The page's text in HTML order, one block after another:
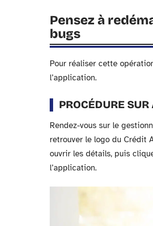
Pensez à
bugs
Pour réaliser cette
l’application.
PROCÉDURE
Rendez-vous sur le
retrouver le logo du Crédit
ouvrir les détails, puis
l’application.